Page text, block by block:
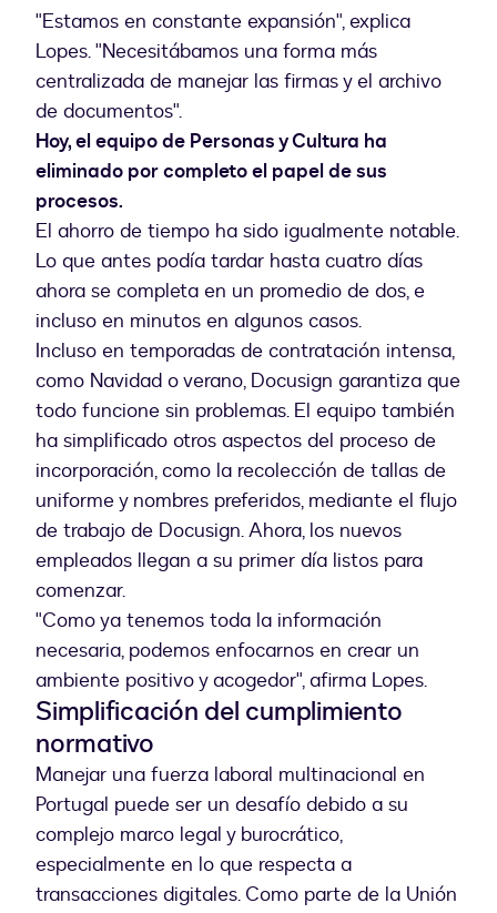
"Estamos en constante expansión", explica
Lopes. "Necesitábamos una forma más
centralizada de manejar las firmas y el archivo
de documentos".
Hoy, el equipo de Personas y Cultura ha
eliminado por completo el papel de sus
procesos.
El ahorro de tiempo ha sido igualmente notable.
Lo que antes podía tardar hasta cuatro días
ahora se completa en un promedio de dos, e
incluso en minutos en algunos casos.
Incluso en temporadas de contratación intensa,
como Navidad o verano, Docusign garantiza que
todo funcione sin problemas. El equipo también
ha simplificado otros aspectos del proceso de
incorporación, como la recolección de tallas de
uniforme y nombres preferidos, mediante el flujo
de trabajo de Docusign. Ahora, los nuevos
empleados llegan a su primer día listos para
comenzar.
"Como ya tenemos toda la información
necesaria, podemos enfocarnos en crear un
ambiente positivo y acogedor", afirma Lopes.
Simplificación del cumplimiento
normativo
Manejar una fuerza laboral multinacional en
Portugal puede ser un desafío debido a su
complejo marco legal y burocrático,
especialmente en lo que respecta a
transacciones digitales. Como parte de la Unión